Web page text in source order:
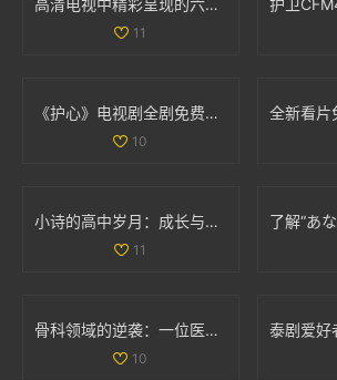
高清电视中精彩呈现的六部热播妻子题材影视作品推荐
11
《护心》电视剧全剧免费播放链接和观看指南分享
10
小诗的高中岁月：成长与梦想交织的日记分享
11
骨科领域的逆袭：一位医生面对两位患者的挑战与思考
10